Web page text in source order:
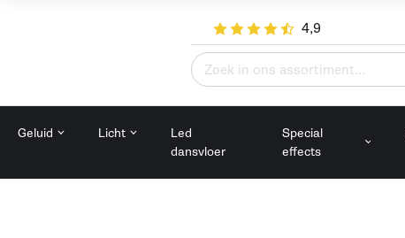
4,9
Zoeken
naar:
Geluid Licht
Led
dansvloer
Special
effects